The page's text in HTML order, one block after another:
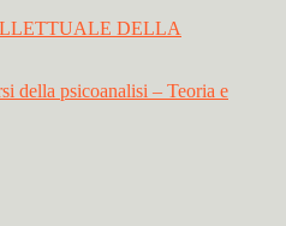
DELLA
della psicoanalisi – Teoria e